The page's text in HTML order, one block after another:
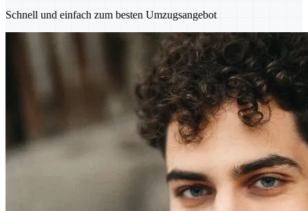
Schnell und einfach zum besten Umzugsangebot